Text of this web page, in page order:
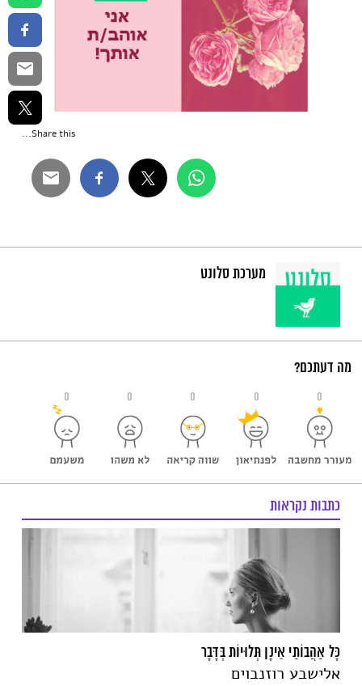
Share this...
מערכת סלונט
מה דעתכם?
0 0 0 0 0
כתבות נקראות
כָּל אַהֲבוֹתַי אֵינָן תְּלוּיוֹת בְּדָּבָר
אלישבע רוזנבוים